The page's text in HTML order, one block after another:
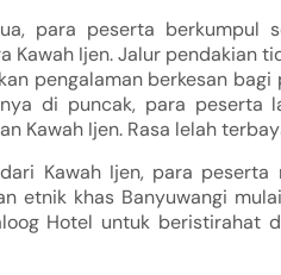
para peserta berkumpul
Kawah Ijen. Jalur pendakian
pengalaman berkesan
di puncak, para peserta
Kawah Ijen. Rasa lelah
Kawah Ijen, para
etnik khas Banyuwangi
Hotel untuk beristirahat